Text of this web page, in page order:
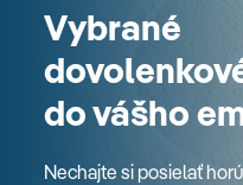
Vybrané
do vášho
Nechajte si posielať